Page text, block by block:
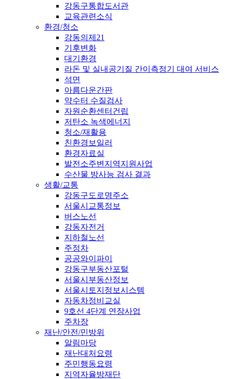
강동구통합도서관
교육관련소식
환경/청소
강동의제21
기후변화
대기환경
라돈 및 실내공기질 간이측정기 대여 서비스
석면
아름다운간판
약수터 수질검사
자원순환센터건립
저탄소 녹색에너지
청소/재활용
친환경보일러
환경자료실
발전소주변지역지원사업
수산물 방사능 검사 결과
생활/교통
강동구도로명주소
서울시교통정보
버스노선
강동자전거
지하철노선
주정차
공공와이파이
강동구부동산포털
서울시부동산정보
서울시토지정보시스템
자동차정비교실
9호선 4단계 연장사업
주차장
재난/안전/민방위
알림마당
재난대처요령
주민행동요령
지역자율방재단